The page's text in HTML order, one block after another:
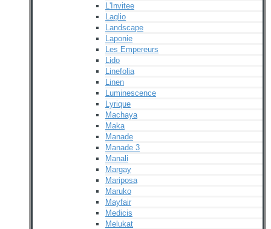
L'Invitee
Laglio
Landscape
Laponie
Les Empereurs
Lido
Linefolia
Linen
Luminescence
Lyrique
Machaya
Maka
Manade
Manade 3
Manali
Margay
Mariposa
Maruko
Mayfair
Medicis
Melukat